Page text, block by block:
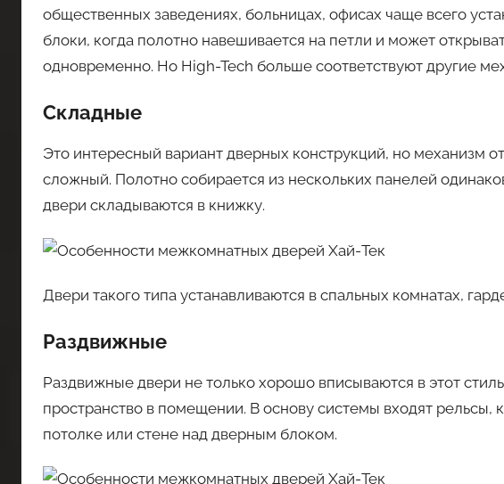
общественных заведениях, больницах, офисах чаще всего
блоки, когда полотно навешивается на петли и может
одновременно. Но High-Tech больше соответствуют другие
Складные
Это интересный вариант дверных конструкций, но механизм
сложный. Полотно собирается из нескольких панелей
двери складываются в книжку.
Двери такого типа устанавливаются в спальных комнатах,
Раздвижные
Раздвижные двери не только хорошо вписываются в этот
пространство в помещении. В основу системы входят рельсы,
потолке или стене над дверным блоком.